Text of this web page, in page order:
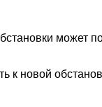
может
к новой